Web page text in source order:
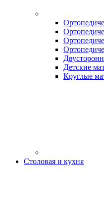
Детские
Круглые
Столовая и кухня